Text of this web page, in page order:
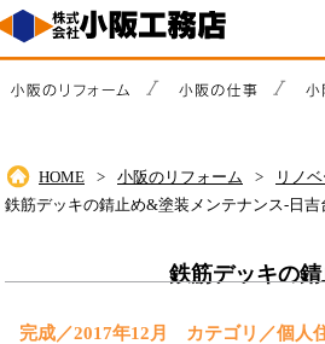
HOME 小阪のリフォーム
リノ
鉄筋デッキの錆止め&塗装メンテナンス-日吉
鉄筋デッキの
完成／2017年12月 カテゴリ／個人